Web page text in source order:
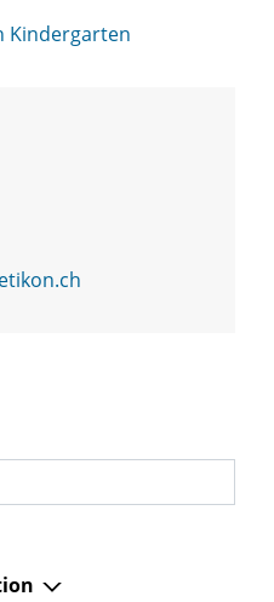
Kindergarten